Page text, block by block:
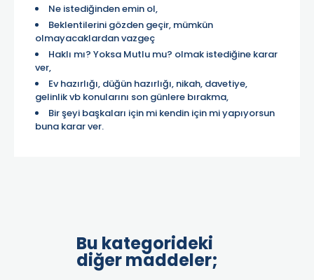
Ne istediğinden emin ol,
Beklentilerini gözden geçir, mümkün
olmayacaklardan vazgeç
Haklı mı? Yoksa Mutlu mu? olmak istediğine karar
ver,
Ev hazırlığı, düğün hazırlığı, nikah, davetiye,
gelinlik vb konularını son günlere bırakma,
Bir şeyi başkaları için mi kendin için mi yapıyorsun
buna karar ver.
Bu kategorideki
diğer maddeler;